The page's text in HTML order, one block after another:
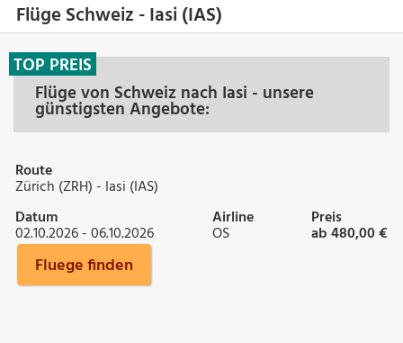
Flüge Schweiz - Iasi (IAS)
Flüge von Schweiz nach Iasi - unsere
günstigsten Angebote:
TOP PREIS
Route
Zürich (ZRH) - Iasi (IAS)
Datum
02.10.2026 - 06.10.2026
Airline
OS
Preis
ab 480,00 €
Fluege finden